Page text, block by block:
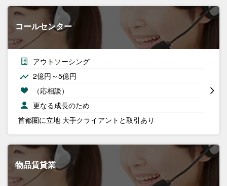
コールセンター
アウトソーシング
2億円～5億円
（応相談）
更なる成長のため
首都圏に立地 大手クライアントと取引あり
物品賃貸業